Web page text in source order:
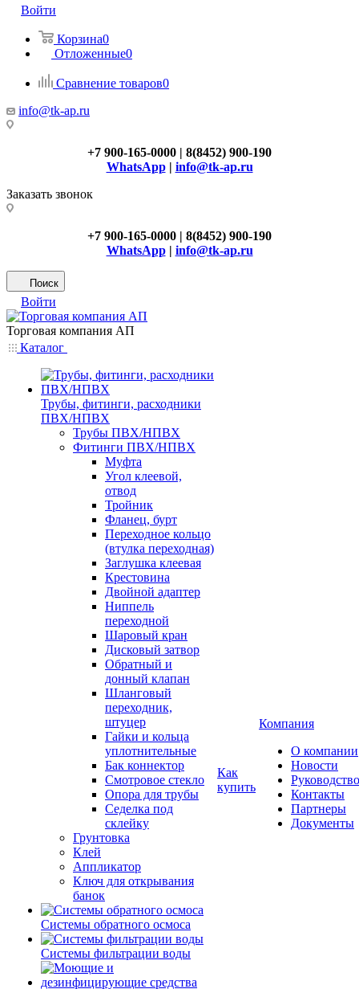
Войти
Корзина0
Отложенные0
Сравнение товаров0
info@tk-ap.ru
+7 900-165-0000 | 8(8452) 900-190
WhatsApp| info@tk-ap.ru
Заказать звонок
+7 900-165-0000 | 8(8452) 900-190
WhatsApp| info@tk-ap.ru
Поиск
Войти
Торговая компания АП
Каталог
Трубы, фитинги, расходники
ПВХ/НПВХ
Трубы ПВХ/НПВХ
Фитинги ПВХ/НПВХ
Муфта
Угол клеевой,
отвод
Тройник
Фланец, бурт
Переходное кольцо
(втулка переходная)
Заглушка клеевая
Крестовина
Двойной адаптер
Ниппель
переходной
Шаровый кран
Дисковый затвор
Обратный и
донный клапан
Шланговый
переходник,
штуцер
Гайки и кольца
уплотнительные
Бак коннектор
Смотровое стекло
Опора для трубы
Седелка под
склейку
Грунтовка
Клей
Аппликатор
Ключ для открывания
банок
Системы обратного осмоса
Системы фильтрации воды
Как
купить
Компания
О компании
Новости
Руководство
Контакты
Партнеры
Документы